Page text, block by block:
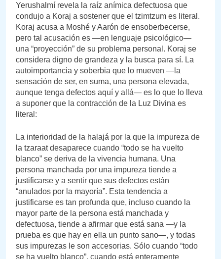
Yerushalmí revela la raíz anímica defectuosa que
condujo a Koraj a sostener que el tzimtzum es literal.
Koraj acusa a Moshé y Aarón de ensoberbecerse,
pero tal acusación es —en lenguaje psicológico—
una “proyección” de su problema personal. Koraj se
considera digno de grandeza y la busca para sí. La
autoimportancia y soberbia que lo mueven —la
sensación de ser, en suma, una persona elevada,
aunque tenga defectos aquí y allá— es lo que lo lleva
a suponer que la contracción de la Luz Divina es
literal:
La interioridad de la halajá por la que la impureza de
la tzaraat desaparece cuando “todo se ha vuelto
blanco” se deriva de la vivencia humana. Una
persona manchada por una impureza tiende a
justificarse y a sentir que sus defectos están
“anulados por la mayoría”. Esta tendencia a
justificarse es tan profunda que, incluso cuando la
mayor parte de la persona está manchada y
defectuosa, tiende a afirmar que está sana —y la
prueba es que hay en ella un punto sano—, y todas
sus impurezas le son accesorias. Sólo cuando “todo
se ha vuelto blanco”, cuando está enteramente